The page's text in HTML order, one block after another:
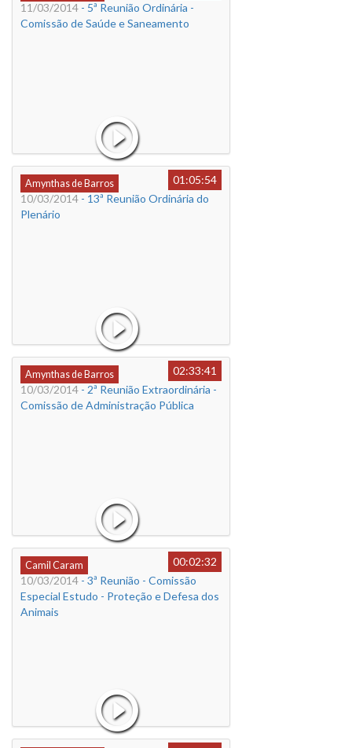
11/03/2014 - 5ª Reunião Ordinária -
Comissão de Saúde e Saneamento
Amynthas de Barros
01:05:54
10/03/2014 - 13ª Reunião Ordinária do
Plenário
Amynthas de Barros
02:33:41
10/03/2014 - 2ª Reunião Extraordinária -
Comissão de Administração Pública
Camil Caram
00:02:32
10/03/2014 - 3ª Reunião - Comissão
Especial Estudo - Proteção e Defesa dos
Animais